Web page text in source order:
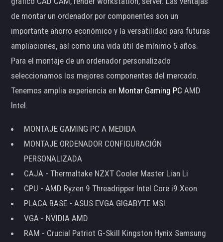
de montar un ordenador por componentes son un
importante ahorro económico y la versatilidad para futuras
ampliaciones, así como una vida útil de mínimo 5 años.
Para el montaje de un ordenador personalizado
seleccionamos los mejores componentes del mercado.
Tenemos amplia experiencia en Montar Gaming PC AMD
Intel.
MONTAJE GAMING PC A MEDIDA
MONTAJE ORDENADOR CONFIGURACIÓN
PERSONALIZADA
CAJA - Thermaltake NZXT Cooler Master Lian Li
CPU - AMD Ryzen 9 Threadripper Intel Core i9 Xeon
PLACA BASE - ASUS EVGA GIGABYTE MSI
VGA - NVIDIA AMD
RAM - Crucial Patriot G-Skill Kingston Hynix Samsung